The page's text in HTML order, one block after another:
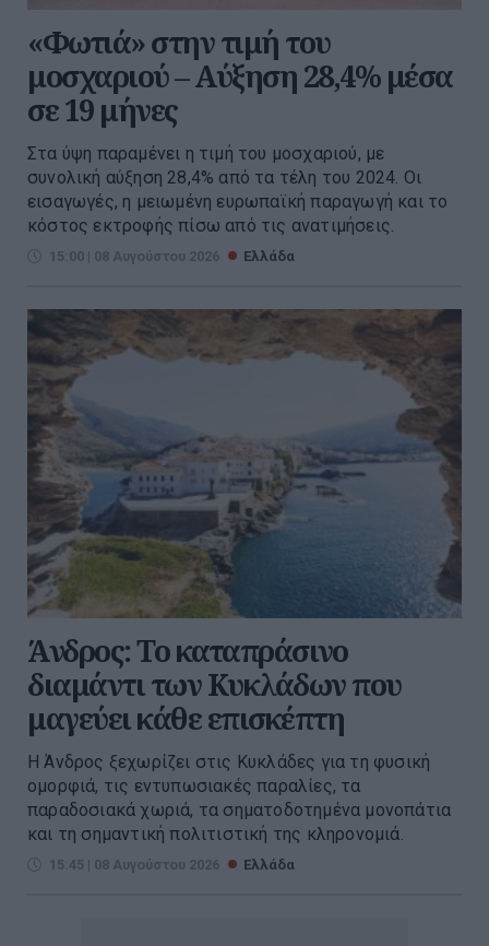
«Φωτιά» στην τιμή του
μοσχαριού – Αύξηση 28,4% μέσα
σε 19 μήνες
Στα ύψη παραμένει η τιμή του μοσχαριού, με
συνολική αύξηση 28,4% από τα τέλη του 2024. Οι
εισαγωγές, η μειωμένη ευρωπαϊκή παραγωγή και το
κόστος εκτροφής πίσω από τις ανατιμήσεις.
15:00 | 08 Αυγούστου 2026 Ελλάδα
Άνδρος: Το καταπράσινο
διαμάντι των Κυκλάδων που
μαγεύει κάθε επισκέπτη
Η Άνδρος ξεχωρίζει στις Κυκλάδες για τη φυσική
ομορφιά, τις εντυπωσιακές παραλίες, τα
παραδοσιακά χωριά, τα σηματοδοτημένα μονοπάτια
και τη σημαντική πολιτιστική της κληρονομιά.
15:45 | 08 Αυγούστου 2026 Ελλάδα